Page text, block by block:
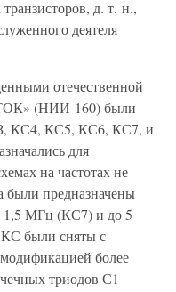
д. т. н.,
деятеля
отечественной
(НИИ-160) были
КС4, КС5, КС6, КС7, и
для
на частотах не
предназначены
1,5 МГц (КС7) и до 5
были сняты с
более
триодов С1